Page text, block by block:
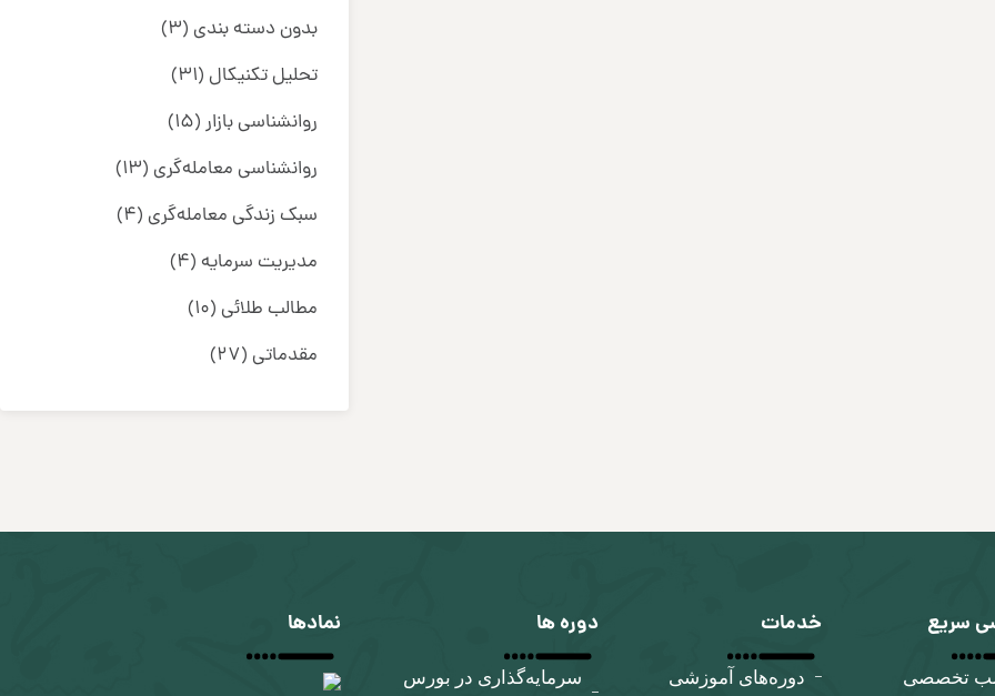
بدون دسته بندی (3)
تحلیل تکنیکال (31)
روانشناسی بازار(15)
روانشناسی معامله‌گری (13)
سبک زندگی معامله‌گری (4)
مدیریت سرمایه (4)
مطالب طلائی (10)
مقدماتی (27)
سریع
تخصصی
خدمات
دوره‌های آموزشی
دوره ها
سرمایه‌گذاری در بورس
نمادها